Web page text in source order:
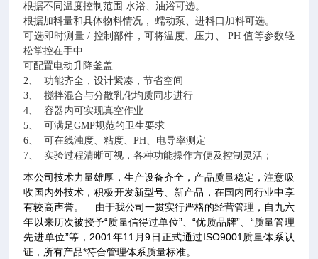
根据不同温度控制范围 水浴、油浴可选。
根据加料量和具体物料情况， 蠕动泵、进料口加料可选。
可选即时测量 / 控制部件，可将温度、压力、 PH 值等参数轻
松掌控在手中
可配置电动升降釜盖
2、 功能齐全，设计紧凑，节省空间
3、 搅拌混合与分散乳化均质同步进行
4、 容器内可实现真空作业
5、 可满足GMP规范的卫生要求
6、 可在线浊度、粘度、PH、电导率测定
7、 实验过程清晰可视，各种功能操作方便及控制灵活；
本公司技术力量雄厚，生产设备齐全，产品质量稳定，注意吸
收国内外技术，积极开发新型号、新产品，在国内同行业中享
有较高声誉。
由于我公司一贯实行严格的经营管理，自九六
年以来历次被授予“质量信得过单位”、“优质品牌”、“质量管理
先进单位”等，2001年11月9日正式通过ISO9001质量体系认
证，所有产品*符合管理体系质量标准。